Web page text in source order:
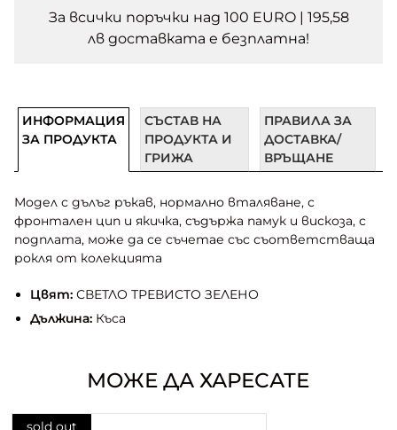
За всички поръчки над 100 EURO | 195,58
лв доставката e безплатна!
ИНФОРМАЦИЯ
ЗА ПРОДУКТА
СЪСТАВ НА
ПРОДУКТА И
ГРИЖА
ПРАВИЛА ЗА
ДОСТАВКА/
ВРЪЩАНЕ
Модел с дълъг ръкав, нормално вталяване, с
фронтален цип и якичка, съдържа памук и вискоза, с
подплата, може да се съчетае със съответстваща
рокля от колекцията
Цвят:СВЕТЛО ТРЕВИСТО ЗЕЛЕНО
Дължина:Къса
МОЖЕ ДА ХАРЕСАТЕ
sold out